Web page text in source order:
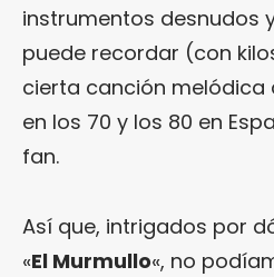
instrumentos desnudos
puede recordar (con
cierta canción melódica
en los 70 y los 80 en
fan.
Así que, intrigados por
«El Murmullo«, no